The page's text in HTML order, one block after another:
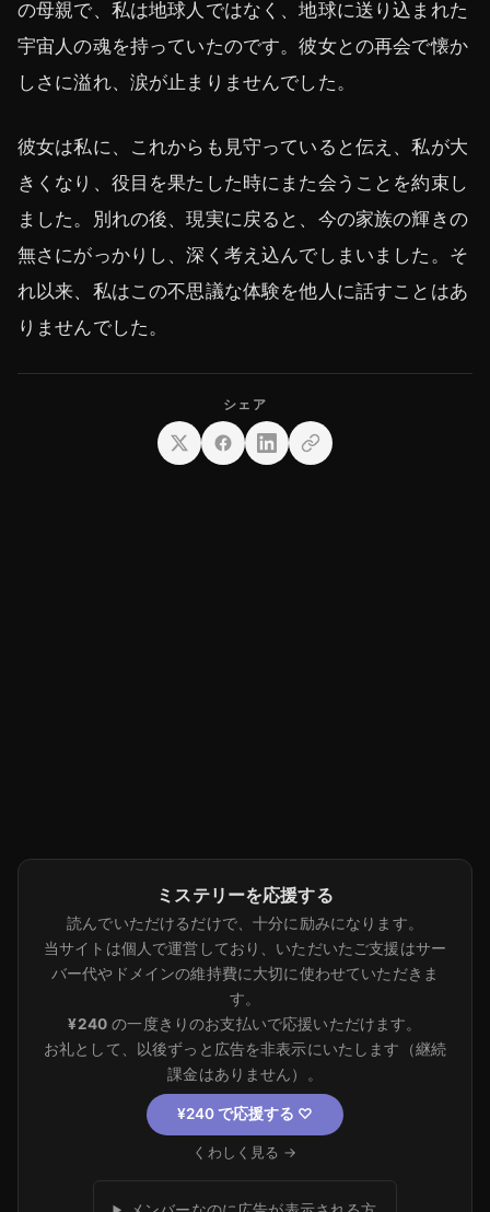
の母親で、私は地球人ではなく、地球に送り込まれた
宇宙人の魂を持っていたのです。彼女との再会で懐か
しさに溢れ、涙が止まりませんでした。
彼女は私に、これからも見守っていると伝え、私が大
きくなり、役目を果たした時にまた会うことを約束し
ました。別れの後、現実に戻ると、今の家族の輝きの
無さにがっかりし、深く考え込んでしまいました。そ
れ以来、私はこの不思議な体験を他人に話すことはあ
りませんでした。
ミステリーを応援する
読んでいただけるだけで、十分に励みになります。
当サイトは個人で運営しており、いただいたご支援はサー
バー代やドメインの維持費に大切に使わせていただきま
す。
¥240 の一度きりのお支払いで応援いただけます。
お礼として、以後ずっと広告を非表示にいたします（継続
課金はありません）。
¥240 で応援する ♡
くわしく見る →